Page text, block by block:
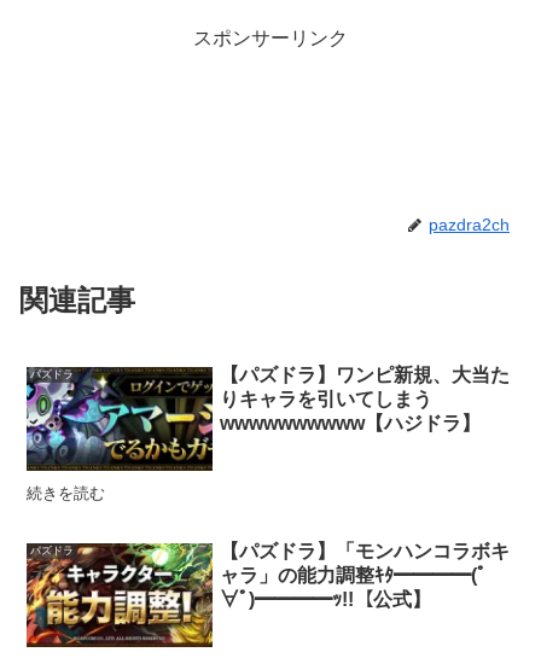
スポンサーリンク
pazdra2ch
関連記事
パズドラ
【パズドラ】ワンピ新規、大当た
りキャラを引いてしまう
wwwwwwwwww【ハジドラ】
続きを読む
パズドラ
【パズドラ】「モンハンコラボキ
ャラ」の能力調整ｷﾀ━━━━(ﾟ
∀ﾟ)━━━━ｯ!!【公式】